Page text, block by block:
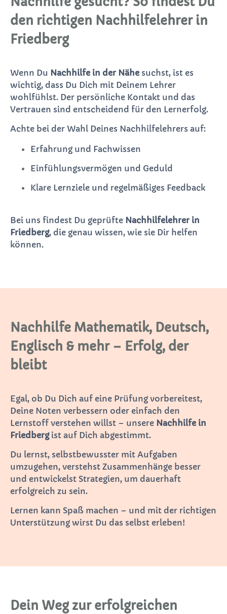
den richtigen Nachhilfelehrer in
Friedberg
Wenn Du Nachhilfe in der Nähe suchst, ist es
wichtig, dass Du Dich mit Deinem Lehrer
wohlfühlst. Der persönliche Kontakt und das
Vertrauen sind entscheidend für den Lernerfolg.
Achte bei der Wahl Deines Nachhilfelehrers auf:
Erfahrung und Fachwissen
Einfühlungsvermögen und Geduld
Klare Lernziele und regelmäßiges Feedback
Bei uns findest Du geprüfte Nachhilfelehrer in
Friedberg, die genau wissen, wie sie Dir helfen
können.
Nachhilfe Mathematik, Deutsch,
Englisch & mehr – Erfolg, der
bleibt
Egal, ob Du Dich auf eine Prüfung vorbereitest,
Deine Noten verbessern oder einfach den
Lernstoff verstehen willst – unsere Nachhilfe in
Friedbergist auf Dich abgestimmt.
Du lernst, selbstbewusster mit Aufgaben
umzugehen, verstehst Zusammenhänge besser
und entwickelst Strategien, um dauerhaft
erfolgreich zu sein.
Lernen kann Spaß machen – und mit der richtigen
Unterstützung wirst Du das selbst erleben!
Dein Weg zur erfolgreichen